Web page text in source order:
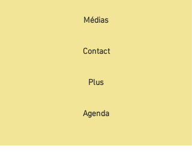
Médias
Contact
Plus
Agenda